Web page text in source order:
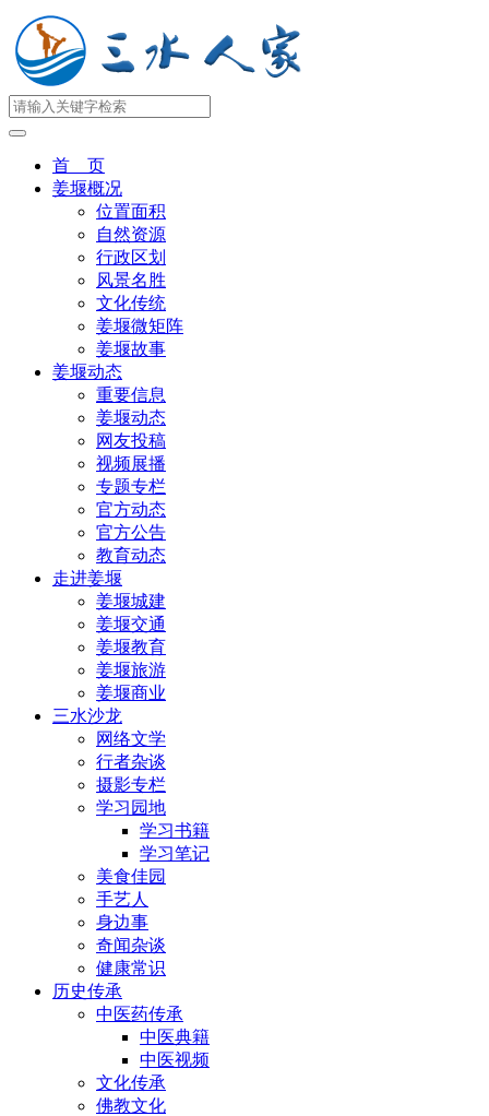
首 页
姜堰概况
位置面积
自然资源
行政区划
风景名胜
文化传统
姜堰微矩阵
姜堰故事
姜堰动态
重要信息
姜堰动态
网友投稿
视频展播
专题专栏
官方动态
官方公告
教育动态
走进姜堰
姜堰城建
姜堰交通
姜堰教育
姜堰旅游
姜堰商业
三水沙龙
网络文学
行者杂谈
摄影专栏
学习园地
学习书籍
学习笔记
美食佳园
手艺人
身边事
奇闻杂谈
健康常识
历史传承
中医药传承
中医典籍
中医视频
文化传承
佛教文化